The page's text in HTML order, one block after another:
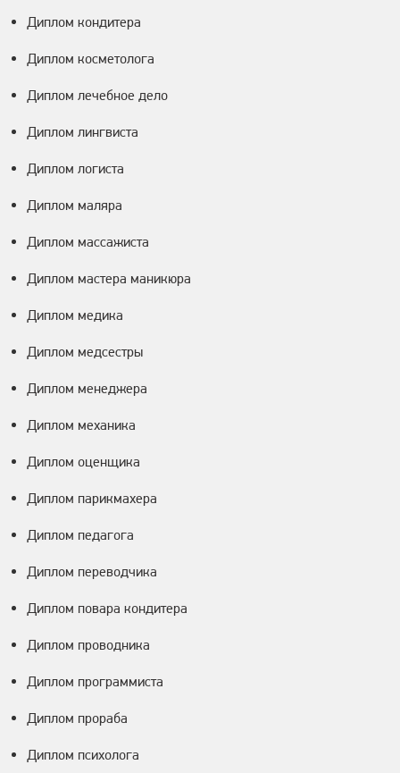
Диплом кондитера
Диплом косметолога
Диплом лечебное дело
Диплом лингвиста
Диплом логиста
Диплом маляра
Диплом массажиста
Диплом мастера маникюра
Диплом медика
Диплом медсестры
Диплом менеджера
Диплом механика
Диплом оценщика
Диплом парикмахера
Диплом педагога
Диплом переводчика
Диплом повара кондитера
Диплом проводника
Диплом программиста
Диплом прораба
Диплом психолога